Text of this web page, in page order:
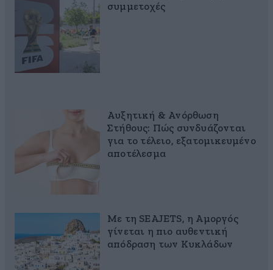
συμμετοχές
Αυξητική & Ανόρθωση
Στήθους: Πώς συνδυάζονται
για το τέλειο, εξατομικευμένο
αποτέλεσμα
Με τη SEAJETS, η Αμοργός
γίνεται η πιο αυθεντική
απόδραση των Κυκλάδων